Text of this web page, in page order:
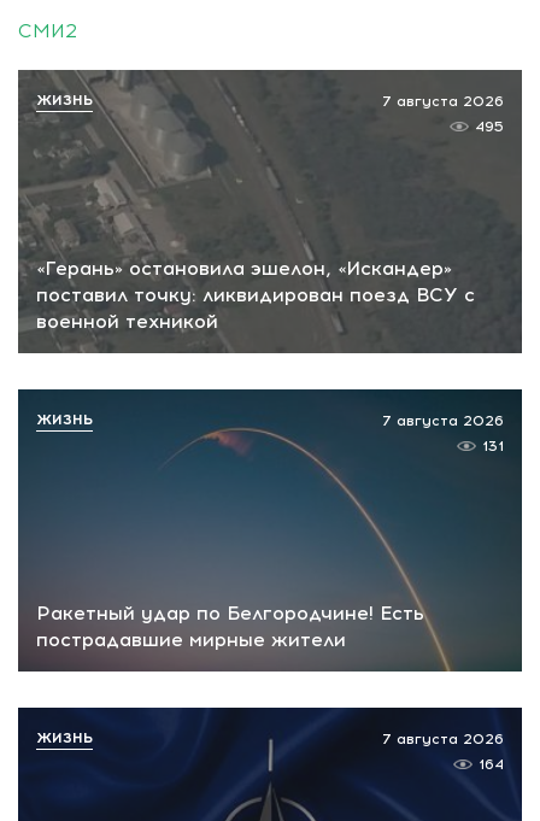
СМИ2
«Герань» остановила эшелон, «Искандер»
поставил точку: ликвидирован поезд ВСУ с
военной техникой
7 августа 2026
495
ЖИЗНЬ
Ракетный удар по Белгородчине! Есть
пострадавшие мирные жители
7 августа 2026
131
ЖИЗНЬ
7 августа 2026
164
ЖИЗНЬ